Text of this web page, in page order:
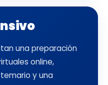
una preparación
online,
y una